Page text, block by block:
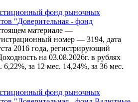
фонд рыночных
"Доверительная - фонд
материале —
номер — 3194, дата
2016 года, регистрирующий
на 03.08.2026г. в рублях
6,22%, за 12 мес. 14,24%, за 36 мес.
фонд рыночных